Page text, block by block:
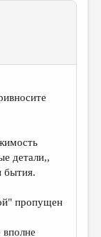
детали,,
бытия.
пропущен